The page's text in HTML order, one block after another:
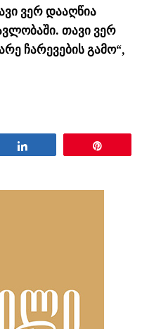
ვერ დააღწია
თავი ვერ
ჩარევების გამო“,